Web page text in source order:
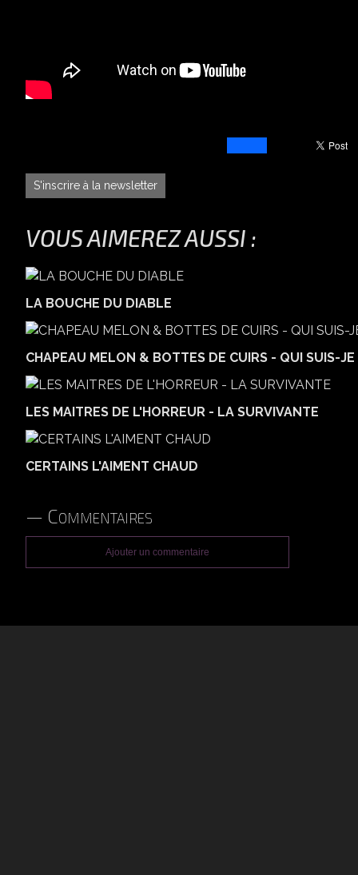
S'inscrire à la newsletter
VOUS AIMEREZ AUSSI :
LA BOUCHE DU DIABLE
CHAPEAU MELON & BOTTES DE CUIRS - QUI SUIS-JE
LES MAITRES DE L'HORREUR - LA SURVIVANTE
CERTAINS L'AIMENT CHAUD
Commentaires
Ajouter un commentaire